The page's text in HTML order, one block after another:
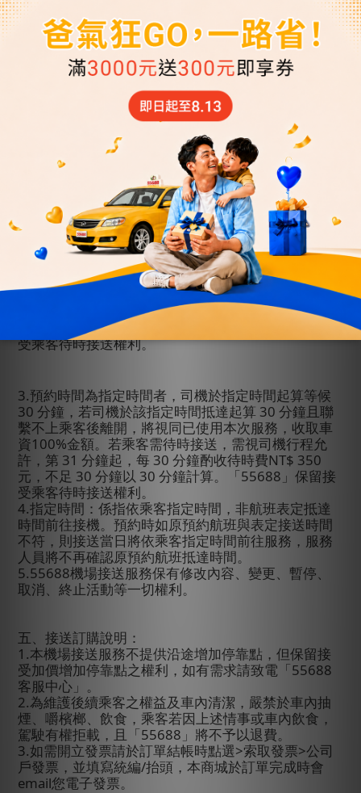
排；若因車輛調度不足，該筆訂單將取消並全額退
費。若您抵達台灣後仍需用車，請聯繫「55688客服
中心」以便重新安排。(指定時間接機者仍需於用車時
小時前取消才可全額退費
「送機」超時費：每30分鐘酌收待時費
元，乘客須於用車時間的
分鐘內準時上車，若司機
於該用車時間抵達起算
分鐘且聯繫不上乘客後離
開，將視同已使用本次服務，收取車資100%金額。若
乘客需待時接送，需視司機行程允許，第
31分鐘起，
分鐘酌收待時費NT$ 350元，不足 30分鐘以
分鐘計算。「55688」保留接受乘客待時接送權利。
2.
「接機」超時費：每30分鐘酌收待時費NT$ 350
元，預約時間為航班實際抵達時間者，司機於航班抵
達起算等候
分鐘，若司機於該班機抵達時間已等候
分鐘且聯繫不上乘客，將視同已使用本次服務，收
取車資
金額。若乘客需待時接送，需視司機行程
分鐘起，每30 分鐘酌收待時費NT$ 350
30分鐘以
受乘客待時接送權利。
3.預約時間為指定時間者，司機於指定時間起算等候
30 分鐘，若司機於該指定時間抵達起算 30 分鐘且聯
繫不上乘客後離開，將視同已使用本次服務，收取車
資100%金額。若乘客需待時接送，需視司機行程允
許，第 31 分鐘起，每30 分鐘酌收待時費NT$ 350
元，不足 30 分鐘以 30 分鐘計算。「55688 」保留接
受乘客待時接送權利。
4.指定時間：係指依乘客指定時間，非航班表定抵達
時間前往接機。預約時如原預約航班與表定接送時間
不符，則接送當日將依乘客指定時間前往服務，服務
人員將不再確認原預約航班抵達時間。
5.55688機場接送服務保有修改內容、變更、暫停、
取消、終止活動等一切權利。
五、接送訂購說明：
1.本機場接送服務不提供沿途增加停靠點，但保留接
受加價增加停靠點之權利，如有需求請致電「55688
客服中心」。
2.為維護後續乘客之權益及車內清潔，嚴禁於車內抽
煙、嚼檳榔、飲食，乘客若因上述情事或車內飲食，
駕駛有權拒載，且「55688 」將不予以退費。
3.如需開立發票請於訂單結帳時點選>索取發票>公司
戶發票，並填寫統編/抬頭，本商城於訂單完成時會
email您電子發票。